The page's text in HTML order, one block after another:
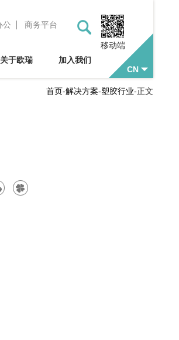
公 商务平台
CN
移动端
关于欧瑞 加入我们
首页-解决方案-塑胶行业-正文